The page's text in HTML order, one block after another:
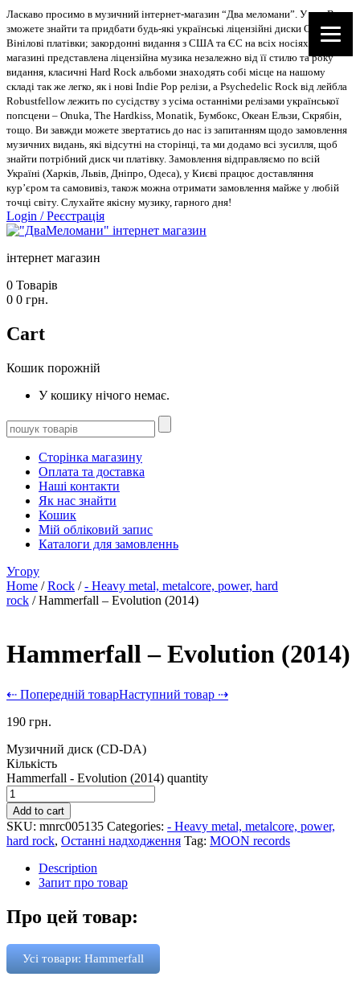
Ласкаво просимо в музичний інтернет-магазин “Два меломани”. У нас Ви
зможете знайти та придбати будь-які українські ліцензійні диски CD, DVD,
Вінілові платівки; закордонні видання з США та ЄС на всіх носіях. В
магазині представлена ліцензійна музика незалежно від її стилю та року
видання, класичні Hard Rock альбоми знаходять собі місце на нашому
складі так же легко, як і нові Indie Pop релізи, а Psychedelic Rock від лейбла
Robustfellow лежить по сусідству з усіма останніми релізами української
попсцени – Onuka, The Hardkiss, Monatik, Бумбокс, Океан Ельзи, Скрябін,
тощо. Ви завжди можете звертатись до нас із запитанням щодо замовлення
музичних видань, які відсутні на сторінці, та ми додамо всі зусилля, щоб
знайти потрібний диск чи платівку. Замовлення відправляємо по всій
Україні (Харків, Львів, Дніпро, Одеса), у Києві працює доставляння
кур’єром та самовивіз, також можна отримати замовлення майже у любій
точці світу. Слухайте якісну музику, гарного дня!
Login /Реєстрація
інтернет магазин
0 Товарів
0 0 грн.
Cart
Кошик порожній
У кошику нічого немає.
Сторінка магазину
Оплата та доставка
Наші контакти
Як нас знайти
Кошик
Мій обліковий запис
Каталоги для замовленнь
Угору
Home /Rock /- Heavy metal, metalcore, power, hard
rock / Hammerfall – Evolution (2014)
Hammerfall – Evolution (2014)
⇠ Попередній товарНаступний товар ⇢
190 грн.
Музичний диск (CD-DA)
Кількість
Hammerfall - Evolution (2014) quantity
Add to cart
SKU: mnrc005135 Categories: - Heavy metal, metalcore, power,
hard rock, Останні надходження Tag: MOON records
Description
Запит про товар
Про цей товар:
Усі товари: Hammerfall